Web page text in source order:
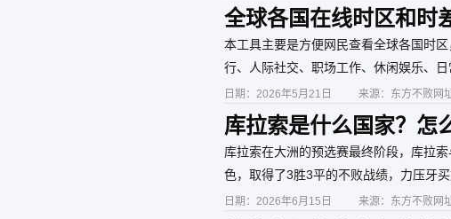
全球各国在线时区和时
本工具主要是方便网民查看全球各国时
行、人际社交、职场工作、休闲娱乐、
看国际赛事，美加墨世界杯的时间比咱
轻松适配全球化生活节奏，借助全球时
日期：2026年5月21日 来源：东方不败网
库拉索是什么国家？怎
库拉索在大洲的预选赛最终阶段，库拉
色，取得了3胜3平的不败战绩，力压牙
日期：2026年6月15日 来源：东方不败网